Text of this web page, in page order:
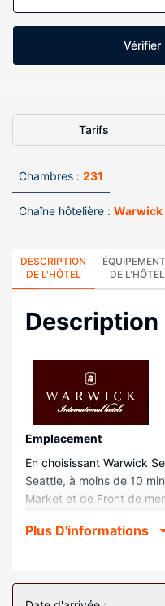
Vérifier
Tarifs
Chambres : 231
Chaîne hôtelière : Warwick
DESCRIPTION
DE L'HÔTEL
DE L'HÔTEL
Description
Emplacement
En choisissant Warwick
Seattle, à moins de 10
Market et de Front de
Needle (Centre spatial) et
Les 231 chambres
Plus D'informations